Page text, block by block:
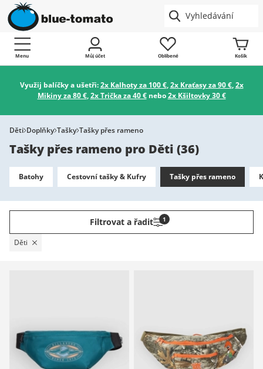
Menu Můj účet Oblíbené Košík
Využij balíčky a ušetři:2x Kalhoty za 100 €,2x Kraťasy za 90 €,2x
Mikiny za 80 €,2x Trička za 40 €nebo2x Kšiltovky 30 €
Děti Doplňky Tašky Tašky přes rameno
Tašky přes rameno pro Děti (36)
Batohy Cestovní tašky & Kufry Tašky přes rameno
Filtrovat a řadit 1
Děti